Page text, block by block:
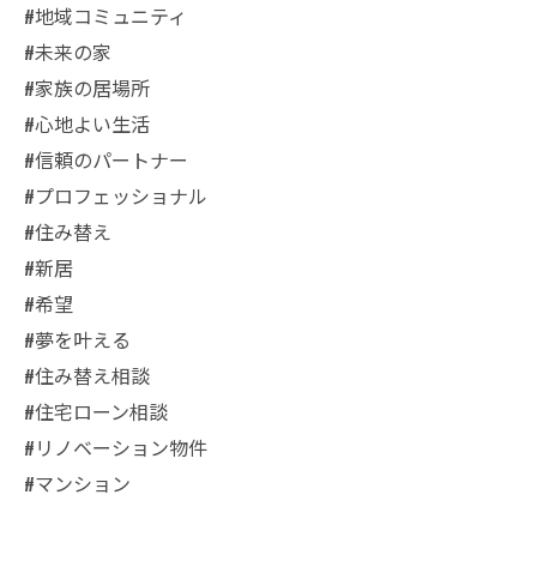
#地域コミュニティ
#未来の家
#家族の居場所
#心地よい生活
#信頼のパートナー
#プロフェッショナル
#住み替え
#新居
#希望
#夢を叶える
#住み替え相談
#住宅ローン相談
#リノベーション物件
#マンション